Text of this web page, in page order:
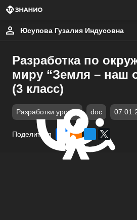
Юсупова Гузалия Индусовна
Разработка по
миру “Земля – наш
(3 класс)
Разработки уроков doc
Поделиться